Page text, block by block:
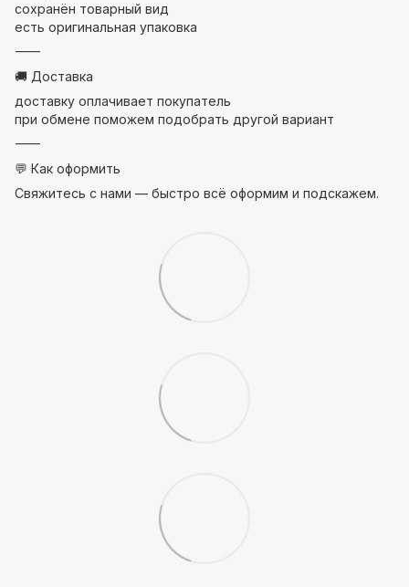
сохранён товарный вид
есть оригинальная упаковка
⸻
🚚 Доставка
доставку оплачивает покупатель
при обмене поможем подобрать другой вариант
⸻
💬 Как оформить
Свяжитесь с нами — быстро всё оформим и подскажем.